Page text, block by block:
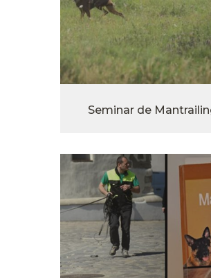
Seminar de